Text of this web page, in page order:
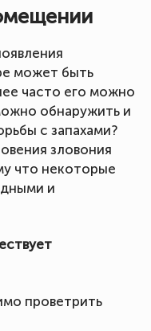
может быть
часто его можно
обнаружить и
с запахами?
зловония
что некоторые
и
проветрить